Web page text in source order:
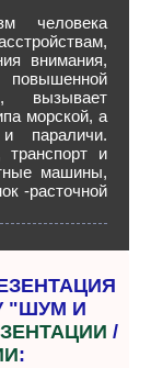
человека
внимания,
повышенной
вызывает
морской, а
параличи.
транспорт и
машины,
-расточной
"ШУМ И
/
: